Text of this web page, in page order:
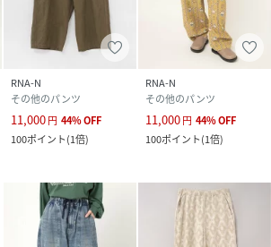
RNA-N
その他のパンツ
11,000円 44%OFF
100ポイント(1倍)
RNA-N
その他のパンツ
11,000円 44%OFF
100ポイント(1倍)